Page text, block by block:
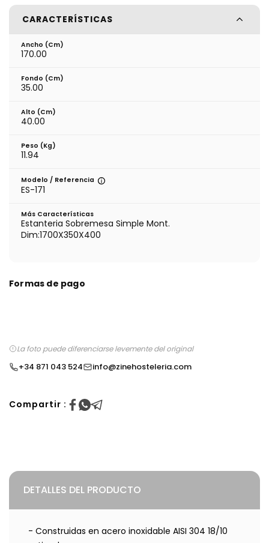
CARACTERÍSTICAS
Ancho (cm)
170.00
Fondo (cm)
35.00
Alto (cm)
40.00
Peso (kg)
11.94
Modelo / Referencia
ES-171
Más Características
Estanteria Sobremesa Simple Mont.
Dim:1700X350X400
Formas de pago
La foto puede diferenciarse levemente del original
+34 871 043 524 info@zinehosteleria.com
Compartir :
DETALLES DEL PRODUCTO
- Construidas en acero inoxidable AISI 304 18/10